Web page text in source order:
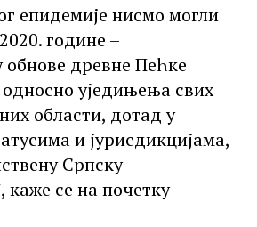
епидемије нисмо могли
године –
древне Пећке
уједињења свих
области, дотад у
и јурисдикцијама,
Српску
каже се на почетку